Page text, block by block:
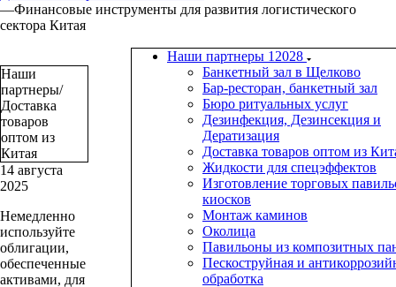
—Финансовые инструменты для развития логистического
сектора Китая
Наши
партнеры/
Доставка
товаров
оптом из
Китая
14 августа
2025
Немедленно
используйте
облигации,
обеспеченные
активами, для
Наши партнеры 12028
Банкетный зал в Щелково
Бар-ресторан, банкетный зал
Бюро ритуальных услуг
Дезинфекция, Дезинсекция и
Дератизация
Доставка товаров оптом из
Жидкости для спецэффектов
Изготовление торговых
киосков
Монтаж каминов
Околица
Павильоны из композитных
Пескоструйная и
обработка